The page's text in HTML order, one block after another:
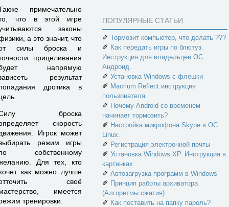
примечательно
что в этой игре
законы
а это значит, что
силы броска и
прицеливания
напрямую
результат
дротика в
броска
скорость
Игрок может
режим игры
собственному
Для тех, кто
как можно лучше
своё
имеется
тренировки.
ПОПУЛЯРНЫЕ СТАТЬИ
✐ Тормозит компьютер, что делать ???
✐ Как передать игры по блютуз.
Инструкция для владельцев ОС
Андроид.
✐ Установка Windows с флешки
✐ Macrium Reflect инструкция
пользователя
✐ Почему Android со временем
начинает тормозить?
✐ Настройка микрофона Skype в ОС
Linux.
✐ Регистрация электронной почты
✐ Установка Windows XP. Инструкция в
картинках
✐ Автозагрузка программ в Windows
✐ Принцип работы архиватора
(Алгоритмы сжатия)
✐ Как поставить на папку пароль?